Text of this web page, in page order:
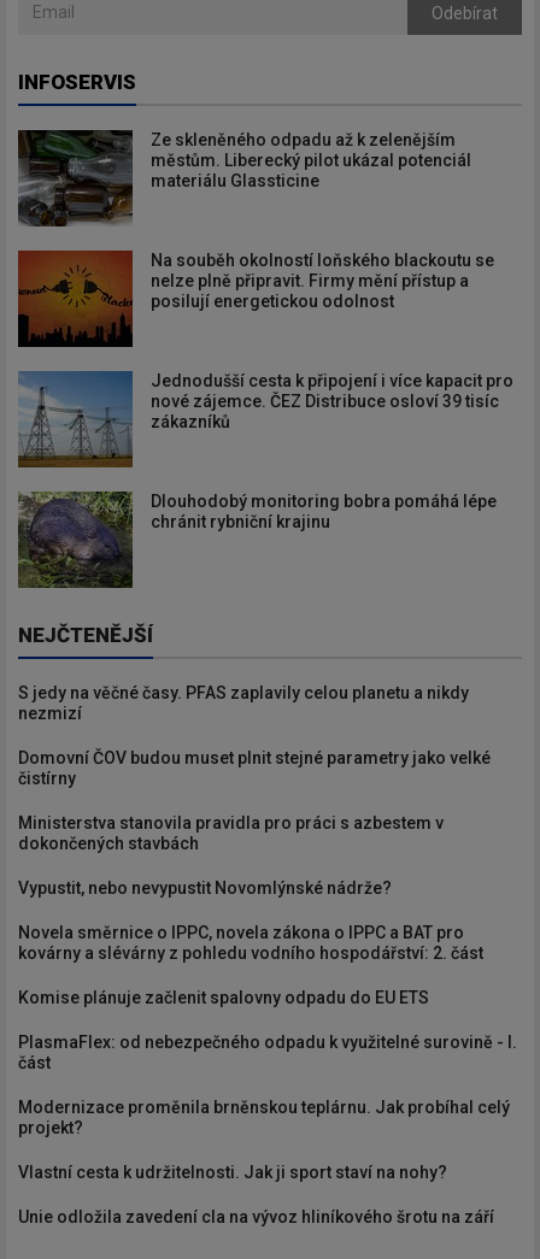
Odebírat
INFOSERVIS
Ze skleněného odpadu až k zelenějším
městům. Liberecký pilot ukázal potenciál
materiálu Glassticine
Na souběh okolností loňského blackoutu se
nelze plně připravit. Firmy mění přístup a
posilují energetickou odolnost
Jednodušší cesta k připojení i více kapacit pro
nové zájemce. ČEZ Distribuce osloví 39 tisíc
zákazníků
Dlouhodobý monitoring bobra pomáhá lépe
chránit rybniční krajinu
NEJČTENĚJŠÍ
S jedy na věčné časy. PFAS zaplavily celou planetu a nikdy
nezmizí
Domovní ČOV budou muset plnit stejné parametry jako velké
čistírny
Ministerstva stanovila pravidla pro práci s azbestem v
dokončených stavbách
Vypustit, nebo nevypustit Novomlýnské nádrže?
Novela směrnice o IPPC, novela zákona o IPPC a BAT pro
kovárny a slévárny z pohledu vodního hospodářství: 2. část
Komise plánuje začlenit spalovny odpadu do EU ETS
PlasmaFlex: od nebezpečného odpadu k využitelné surovině - I.
část
Modernizace proměnila brněnskou teplárnu. Jak probíhal celý
projekt?
Vlastní cesta k udržitelnosti. Jak ji sport staví na nohy?
Unie odložila zavedení cla na vývoz hliníkového šrotu na září